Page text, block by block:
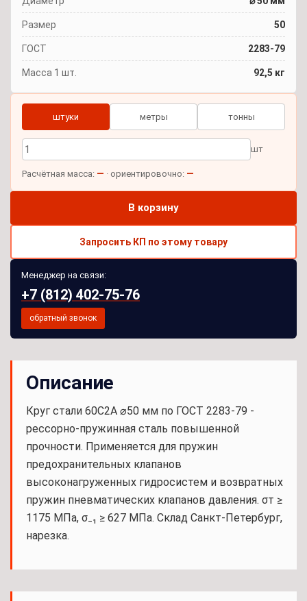
Размер 50
ГОСТ 2283-79
Масса 1 шт. 92,5 кг
штуки метры тонны
шт
Расчётная масса: — · ориентировочно: —
В корзину
Запросить КП по этому товару
Менеджер на связи:
+7 (812) 402-75-76
обратный звонок
Описание
Круг стали 60С2А ⌀50 мм по ГОСТ 2283-79 -
рессорно-пружинная сталь повышенной
прочности. Применяется для пружин
предохранительных клапанов
высоконагруженных гидросистем и возвратных
пружин пневматических клапанов давления. σт ≥
1175 МПа, σ₋₁ ≥ 627 МПа. Склад Санкт-Петербург,
нарезка.